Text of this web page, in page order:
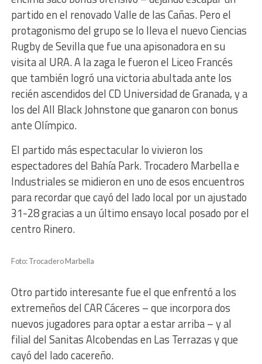
partido en el renovado Valle de las Cañas. Pero el
protagonismo del grupo se lo lleva el nuevo Ciencias
Rugby de Sevilla que fue una apisonadora en su
visita al URA. A la zaga le fueron el Liceo Francés
que también logró una victoria abultada ante los
recién ascendidos del CD Universidad de Granada, y a
los del All Black Johnstone que ganaron con bonus
ante Olímpico.
El partido más espectacular lo vivieron los
espectadores del Bahía Park. Trocadero Marbella e
Industriales se midieron en uno de esos encuentros
para recordar que cayó del lado local por un ajustado
31-28 gracias a un último ensayo local posado por el
centro Rinero.
Foto: Trocadero Marbella
Otro partido interesante fue el que enfrentó a los
extremeños del CAR Cáceres – que incorpora dos
nuevos jugadores para optar a estar arriba – y al
filial del Sanitas Alcobendas en Las Terrazas y que
cayó del lado cacereño.